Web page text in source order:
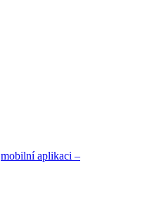
mobilní aplikaci –